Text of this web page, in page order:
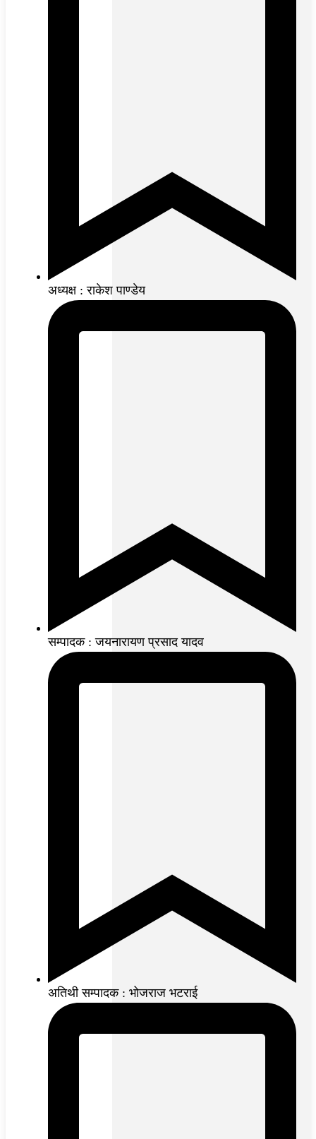
अध्यक्ष : राकेश पाण्डेय
सम्पादक : जयनारायण प्रसाद यादव
अतिथी सम्पादक : भोजराज भटराई